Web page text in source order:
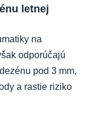
letnej
na
odporúčajú
pod 3 mm,
a rastie riziko